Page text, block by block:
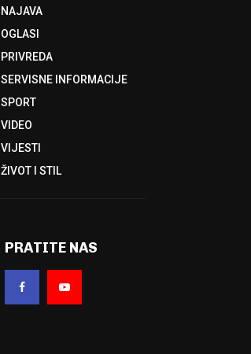
NAJAVA
OGLASI
PRIVREDA
SERVISNE INFORMACIJE
SPORT
VIDEO
VIJESTI
ŽIVOT I STIL
PRATITE NAS